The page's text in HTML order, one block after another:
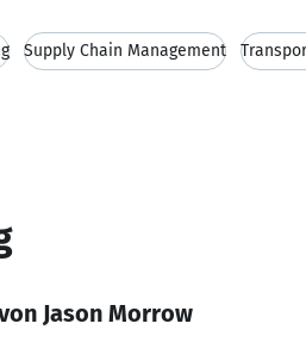
Supply Chain Management
Jason Morrow